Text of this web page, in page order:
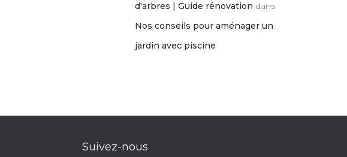
d'arbres | Guide rénovation dans
Nos conseils pour aménager un
jardin avec piscine
Suivez-nous